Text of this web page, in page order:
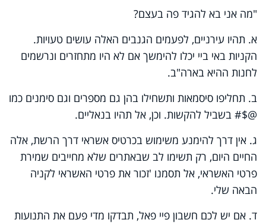
"מה אני בא להגיד פה בעצם?
א. תהיו עירניים, לפעמים הגנבים האלה עושים טעויות.
הקניות באי ביי יכלו להימשך אם לא היו מתחזרים ונרשמים
לחנות ההיא בארה"ב.
ב. תחליפו סיסמאות ותשחילו בהן גם מספרים וגם סימנים כמו
@$# בשביל להקשות. וכן, אל תהיו בנאליים.
ג. אין דרך להימנע משימוש בכרטיס אשראי דרך הרשת, אלה
החיים היום, רק תשימו לב שבאתרים שלא מחייבים שמירת
פרטי האשראי, אל תסמנו 'זכור את פרטי האשראי לקניה
הבאה שלי.
ד. אם יש לכם חשבון פיי פאל, תבדקו מדי פעם את התנועות